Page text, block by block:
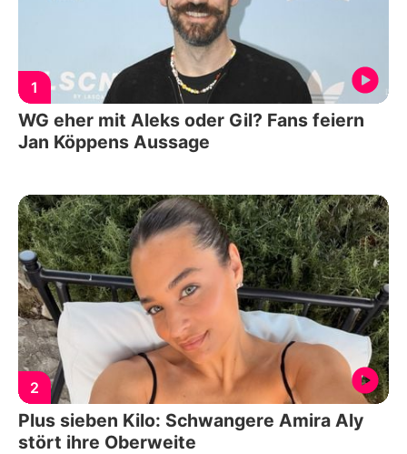
1
WG eher mit Aleks oder Gil? Fans feiern
Jan Köppens Aussage
2
Plus sieben Kilo: Schwangere Amira Aly
stört ihre Oberweite